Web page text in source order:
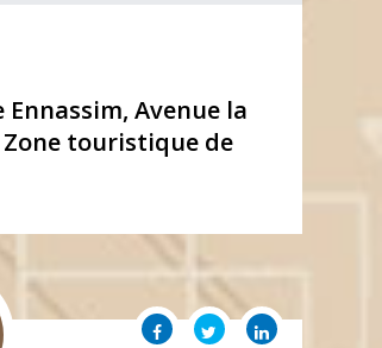
Ennassim, Avenue la
Zone touristique de